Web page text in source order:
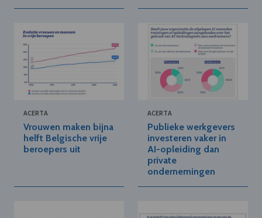
ACERTA
Vrouwen maken bijna
helft Belgische vrije
beroepers uit
ACERTA
Publieke werkgevers
investeren vaker in
AI-opleiding dan
private
ondernemingen